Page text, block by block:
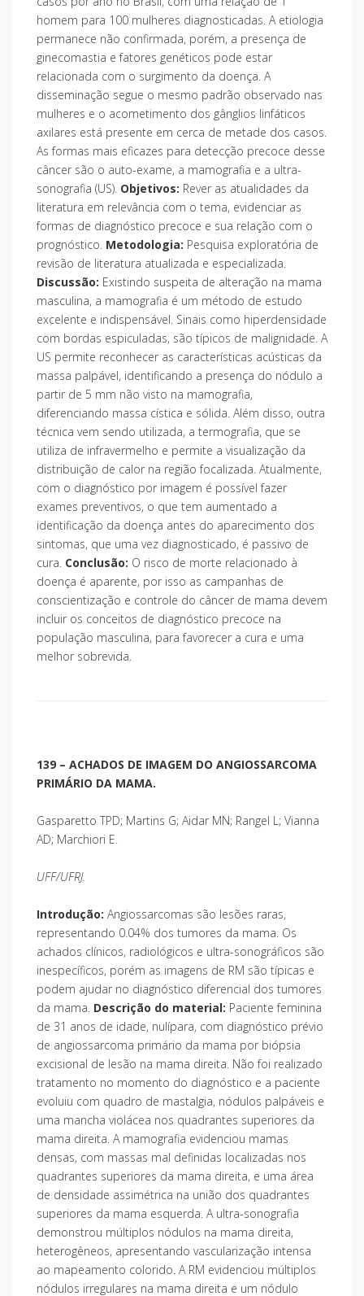
homem para 100 mulheres diagnosticadas. A etiologia
permanece não confirmada, porém, a presença de
ginecomastia e fatores genéticos pode estar
relacionada com o surgimento da doença. A
disseminação segue o mesmo padrão observado nas
mulheres e o acometimento dos gânglios linfáticos
axilares está presente em cerca de metade dos casos.
As formas mais eficazes para detecção precoce desse
câncer são o auto-exame, a mamografia e a ultra-
sonografia (US). Objetivos: Rever as atualidades da
literatura em relevância com o tema, evidenciar as
formas de diagnóstico precoce e sua relação com o
prognóstico. Metodologia: Pesquisa exploratória de
revisão de literatura atualizada e especializada.
Discussão: Existindo suspeita de alteração na mama
masculina, a mamografia é um método de estudo
excelente e indispensável. Sinais como hiperdensidade
com bordas espiculadas, são típicos de malignidade. A
US permite reconhecer as características acústicas da
massa palpável, identificando a presença do nódulo a
partir de 5 mm não visto na mamografia,
diferenciando massa cística e sólida. Além disso, outra
técnica vem sendo utilizada, a termografia, que se
utiliza de infravermelho e permite a visualização da
distribuição de calor na região focalizada. Atualmente,
com o diagnóstico por imagem é possível fazer
exames preventivos, o que tem aumentado a
identificação da doença antes do aparecimento dos
sintomas, que uma vez diagnosticado, é passivo de
cura. Conclusão: O risco de morte relacionado à
doença é aparente, por isso as campanhas de
conscientização e controle do câncer de mama devem
incluir os conceitos de diagnóstico precoce na
população masculina, para favorecer a cura e uma
melhor sobrevida.
139 – ACHADOS DE IMAGEM DO ANGIOSSARCOMA
PRIMÁRIO DA MAMA.
Gasparetto TPD; Martins G; Aidar MN; Rangel L; Vianna
AD; Marchiori E.
UFF/UFRJ.
Introdução: Angiossarcomas são lesões raras,
representando 0.04% dos tumores da mama. Os
achados clínicos, radiológicos e ultra-sonográficos são
inespecíficos, porém as imagens de RM são típicas e
podem ajudar no diagnóstico diferencial dos tumores
da mama. Descrição do material: Paciente feminina
de 31 anos de idade, nulípara, com diagnóstico prévio
de angiossarcoma primário da mama por biópsia
excisional de lesão na mama direita. Não foi realizado
tratamento no momento do diagnóstico e a paciente
evoluiu com quadro de mastalgia, nódulos palpáveis e
uma mancha violácea nos quadrantes superiores da
mama direita. A mamografia evidenciou mamas
densas, com massas mal definidas localizadas nos
quadrantes superiores da mama direita, e uma área
de densidade assimétrica na união dos quadrantes
superiores da mama esquerda. A ultra-sonografia
demonstrou múltiplos nódulos na mama direita,
heterogêneos, apresentando vascularização intensa
ao mapeamento colorido. A RM evidenciou múltiplos
nódulos irregulares na mama direita e um nódulo